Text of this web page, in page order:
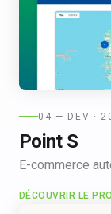
04 — DEV ·
Point S
E-commerce
DÉCOUVRIR LE